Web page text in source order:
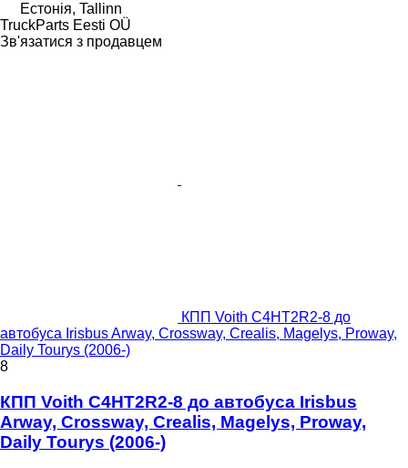
Естонія, Tallinn
TruckParts Eesti OÜ
Зв'язатися з продавцем
КПП Voith C4HT2R2-8 до
автобуса Irisbus Arway, Crossway, Crealis, Magelys, Proway,
Daily Tourys (2006-)
8
КПП Voith C4HT2R2-8 до автобуса Irisbus
Arway, Crossway, Crealis, Magelys, Proway,
Daily Tourys (2006-)